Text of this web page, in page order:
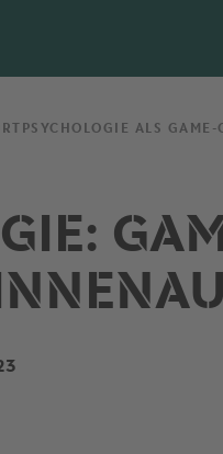
ALS GAME-